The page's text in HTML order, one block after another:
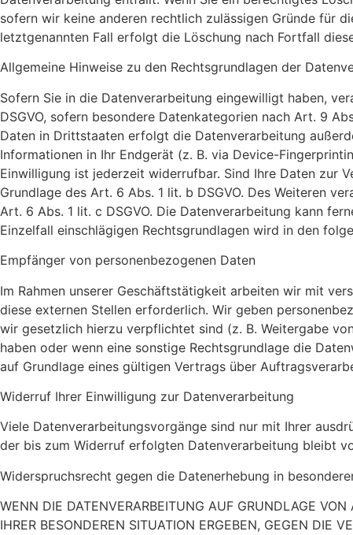
sofern wir keine anderen rechtlich zulässigen Gründe für
letztgenannten Fall erfolgt die Löschung nach Fortfall
Allgemeine Hinweise zu den Rechtsgrundlagen der
Sofern Sie in die Datenverarbeitung eingewilligt haben,
DSGVO, sofern besondere Datenkategorien nach Art. 9
Daten in Drittstaaten erfolgt die Datenverarbeitung
Informationen in Ihr Endgerät (z. B. via Device-
Einwilligung ist jederzeit widerrufbar. Sind Ihre Daten zur
Grundlage des Art. 6 Abs. 1 lit. b DSGVO. Des Weiteren
Art. 6 Abs. 1 lit. c DSGVO. Die Datenverarbeitung kann
Einzelfall einschlägigen Rechtsgrundlagen wird in den
Empfänger von personenbezogenen Daten
Im Rahmen unserer Geschäftstätigkeit arbeiten wir mit
diese externen Stellen erforderlich. Wir geben
wir gesetzlich hierzu verpflichtet sind (z. B. Weitergabe
haben oder wenn eine sonstige Rechtsgrundlage die
auf Grundlage eines gültigen Vertrags über
Widerruf Ihrer Einwilligung zur Datenverarbeitung
Viele Datenverarbeitungsvorgänge sind nur mit Ihrer
der bis zum Widerruf erfolgten Datenverarbeitung bleibt
Widerspruchsrecht gegen die Datenerhebung in
WENN DIE DATENVERARBEITUNG AUF GRUNDLAGE
IHRER BESONDEREN SITUATION ERGEBEN, GEGEN DIE